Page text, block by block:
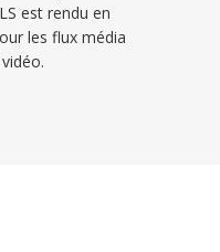
est rendu en
les flux média